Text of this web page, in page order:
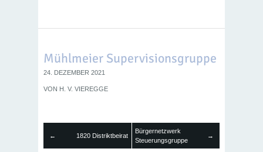
Mühlmeier Supervisionsgruppe
24. DEZEMBER 2021
VON H. V. VIEREGGE
← 1820 Distriktbeirat
Bürgernetzwerk
Steuerungsgruppe
→